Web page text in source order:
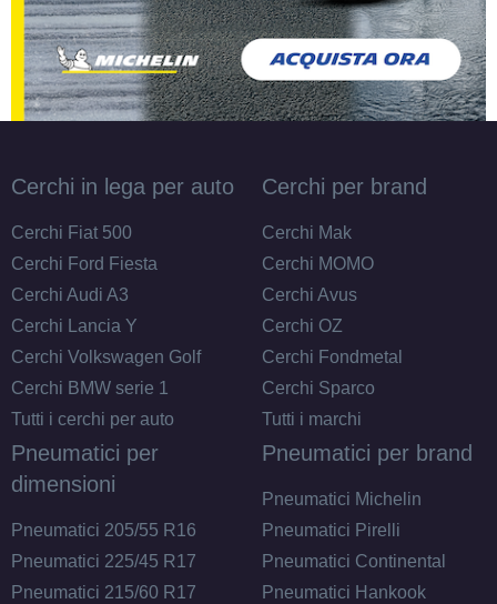
Cerchi in lega per auto
Cerchi Fiat 500
Cerchi Ford Fiesta
Cerchi Audi A3
Cerchi Lancia Y
Cerchi Volkswagen Golf
Cerchi BMW serie 1
Tutti i cerchi per auto
Cerchi per brand
Cerchi Mak
Cerchi MOMO
Cerchi Avus
Cerchi OZ
Cerchi Fondmetal
Cerchi Sparco
Tutti i marchi
Pneumatici per
dimensioni
Pneumatici 205/55 R16
Pneumatici 225/45 R17
Pneumatici 215/60 R17
Pneumatici per brand
Pneumatici Michelin
Pneumatici Pirelli
Pneumatici Continental
Pneumatici Hankook